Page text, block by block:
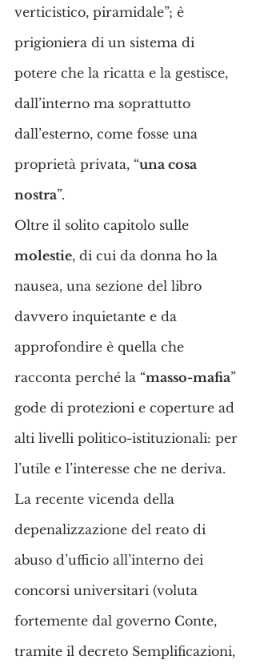
verticistico, piramidale”; è
prigioniera di un sistema di
potere che la ricatta e la gestisce,
dall’interno ma soprattutto
dall’esterno, come fosse una
proprietà privata, “una cosa
nostra”.
Oltre il solito capitolo sulle
molestie, di cui da donna ho la
nausea, una sezione del libro
davvero inquietante e da
approfondire è quella che
racconta perché la “masso-mafia”
gode di protezioni e coperture ad
alti livelli politico-istituzionali: per
l’utile e l’interesse che ne deriva.
La recente vicenda della
depenalizzazione del reato di
abuso d’ufficio all’interno dei
concorsi universitari (voluta
fortemente dal governo Conte,
tramite il decreto Semplificazioni,